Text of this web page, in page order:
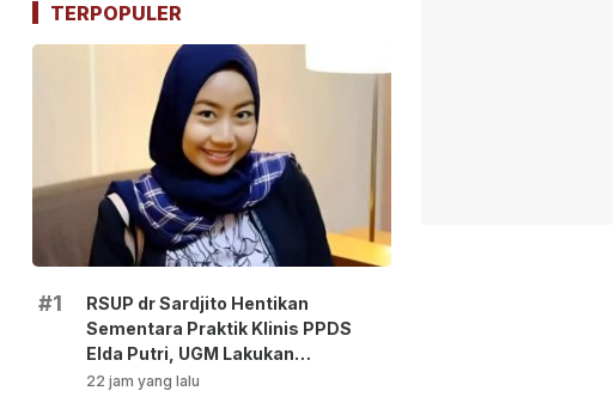
TERPOPULER
#1
RSUP dr Sardjito Hentikan
Sementara Praktik Klinis PPDS
Elda Putri, UGM Lakukan
Investigasi!
22 jam yang lalu